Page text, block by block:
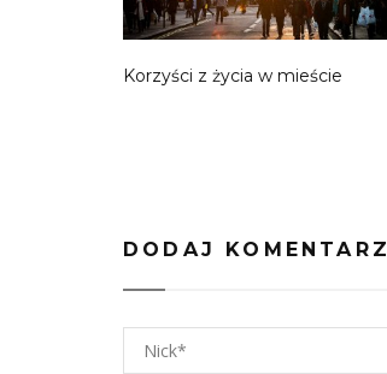
Korzyści z życia w mieście
DODAJ KOMENTARZ